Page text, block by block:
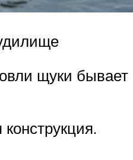
щуки бывает